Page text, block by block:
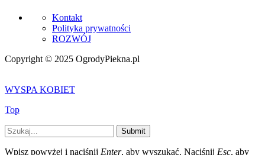
Kontakt
Polityka prywatności
ROZWÓJ
Copyright © 2025 OgrodyPiekna.pl
WYSPA KOBIET
Top
Submit
Wpisz powyżej i naciśnij Enter, aby wyszukać. Naciśnij Esc, aby